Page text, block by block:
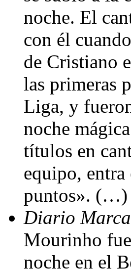
noche. El
con él
de Cristiano
las primeras
Liga, y
noche
títulos en
equipo,
puntos». (…)
Diario
Mourinho
noche en el